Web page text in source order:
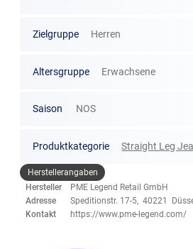
Zielgruppe Herren
Altersgruppe Erwachsene
Saison NOS
Produktkategorie Straight Leg
Herstellerangaben
Hersteller
PME Legend Retail GmbH
Adresse
Speditionstr. 17-5, 40221
Kontakt
https://www.pme-legend.com/